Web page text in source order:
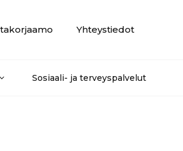
Yhteystiedot
Sosiaali- ja terveyspalvelut